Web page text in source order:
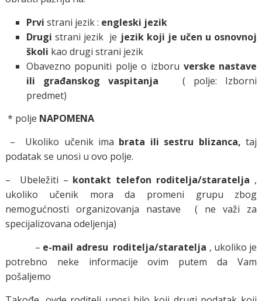
Prvi strani jezik : engleski jezik
Drugi strani jezik je jezik koji je učen u osnovnoj
školi kao drugi strani jezik
Obavezno popuniti polje o izboru verske nastave
ili građanskog vaspitanja( polje: Izborni
predmet)
* polje NAPOMENA
– Ukoliko učenik ima brata ili sestru blizanca, taj
podatak se unosi u ovo polje.
– Ubeležiti – kontakt telefon roditelja/staratelja ,
ukoliko učenik mora da promeni grupu zbog
nemogućnosti organizovanja nastave ( ne važi za
specijalizovana odeljenja)
– e-mail adresu roditelja/staratelja , ukoliko je
potrebno neke informacije ovim putem da Vam
pošaljemo